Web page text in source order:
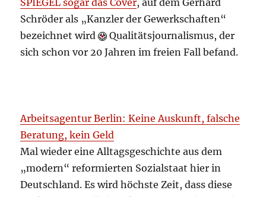
SPIEGEL sogar das Cover, auf dem Gerhard
Schröder als „Kanzler der Gewerkschaften“
bezeichnet wird
Qualitätsjournalismus, der
sich schon vor 20 Jahren im freien Fall befand.
Arbeitsagentur Berlin: Keine Auskunft, falsche
Beratung, kein Geld
Mal wieder eine Alltagsgeschichte aus dem
„modern“ reformierten Sozialstaat hier in
Deutschland. Es wird höchste Zeit, dass diese